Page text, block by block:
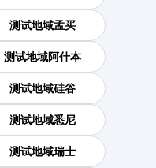
测试地域孟买
测试地域阿什本
测试地域硅谷
测试地域悉尼
测试地域瑞士